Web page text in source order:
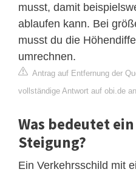
musst, damit
ablaufen kann. Bei
musst du die
umrechnen.
Antrag auf Entfernung der
vollständige Antwort auf obi.de an
Was bedeutet
Steigung?
Ein Verkehrsschild mit